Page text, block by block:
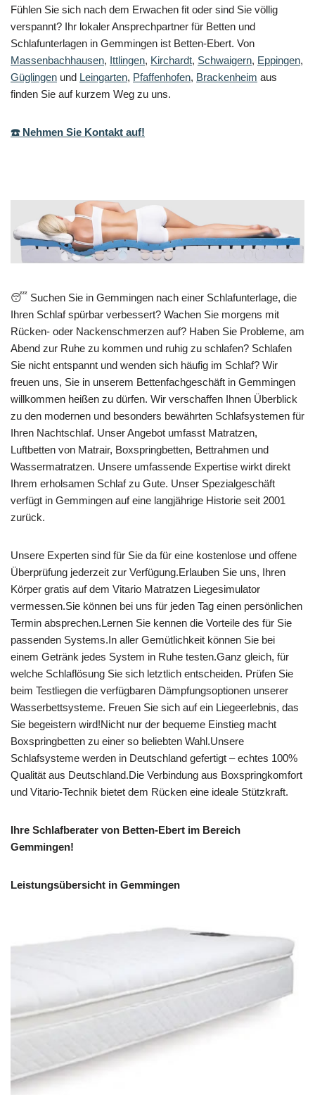
Fühlen Sie sich nach dem Erwachen fit oder sind Sie völlig
verspannt? Ihr lokaler Ansprechpartner für Betten und
Schlafunterlagen in Gemmingen ist Betten-Ebert. Von
Massenbachhausen, Ittlingen, Kirchardt, Schwaigern, Eppingen,
Güglingen und Leingarten, Pfaffenhofen, Brackenheim aus
finden Sie auf kurzem Weg zu uns.
☎️ Nehmen Sie Kontakt auf!
😴 Suchen Sie in Gemmingen nach einer Schlafunterlage, die
Ihren Schlaf spürbar verbessert? Wachen Sie morgens mit
Rücken- oder Nackenschmerzen auf? Haben Sie Probleme, am
Abend zur Ruhe zu kommen und ruhig zu schlafen? Schlafen
Sie nicht entspannt und wenden sich häufig im Schlaf? Wir
freuen uns, Sie in unserem Bettenfachgeschäft in Gemmingen
willkommen heißen zu dürfen. Wir verschaffen Ihnen Überblick
zu den modernen und besonders bewährten Schlafsystemen für
Ihren Nachtschlaf. Unser Angebot umfasst Matratzen,
Luftbetten von Matrair, Boxspringbetten, Bettrahmen und
Wassermatratzen. Unsere umfassende Expertise wirkt direkt
Ihrem erholsamen Schlaf zu Gute. Unser Spezialgeschäft
verfügt in Gemmingen auf eine langjährige Historie seit 2001
zurück.
Unsere Experten sind für Sie da für eine kostenlose und offene
Überprüfung jederzeit zur Verfügung.Erlauben Sie uns, Ihren
Körper gratis auf dem Vitario Matratzen Liegesimulator
vermessen.Sie können bei uns für jeden Tag einen persönlichen
Termin absprechen.Lernen Sie kennen die Vorteile des für Sie
passenden Systems.In aller Gemütlichkeit können Sie bei
einem Getränk jedes System in Ruhe testen.Ganz gleich, für
welche Schlaflösung Sie sich letztlich entscheiden. Prüfen Sie
beim Testliegen die verfügbaren Dämpfungsoptionen unserer
Wasserbettsysteme. Freuen Sie sich auf ein Liegeerlebnis, das
Sie begeistern wird!Nicht nur der bequeme Einstieg macht
Boxspringbetten zu einer so beliebten Wahl.Unsere
Schlafsysteme werden in Deutschland gefertigt – echtes 100%
Qualität aus Deutschland.Die Verbindung aus Boxspringkomfort
und Vitario-Technik bietet dem Rücken eine ideale Stützkraft.
Ihre Schlafberater von Betten-Ebert im Bereich
Gemmingen!
Leistungsübersicht in Gemmingen